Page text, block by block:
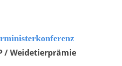
/ Weidetierprämie